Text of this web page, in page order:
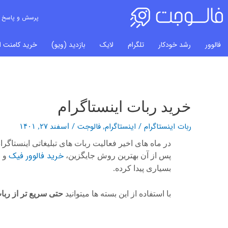
پرسش و پاسخ
فالوور رشد خودکار تلگرام لایک بازدید (ویو) خرید کامنت
خرید ربات اینستاگرام
ربات اینستاگرام / اینستاگرام, فالوجت / اسفند ۲۷, ۱۴۰۱
در ماه های اخیر فعالیت ربات های تبلیغاتی
پس از آن بهترین روش جایگزین، خرید فالوور فیک و
بسیاری پیدا کرده.
با استفاده از این بسته ها میتوانید حتی سریع تر از
راهبری
نوشته‌ها